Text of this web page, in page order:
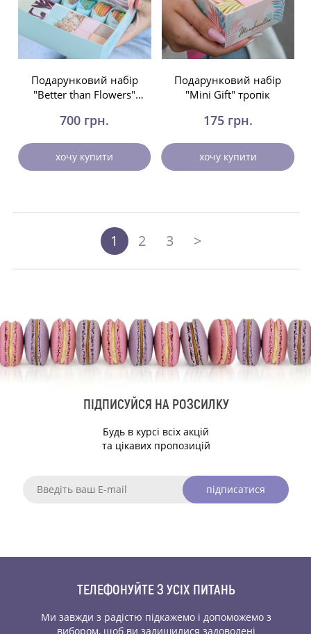
Подарунковий набір
"Better than Flowers"
700 грн.
хочу купити
Подарунковий набір
"Mini Gift" тропік
175 грн.
хочу купити
1 2 3 >
ПІДПИСУЙСЯ НА РОЗСИЛКУ
Будь в курсі всіх акцій
та цікавих пропозицій
підписатися
ТЕЛЕФОНУЙТЕ З УСІХ ПИТАНЬ
Ми завжди з радістю підкажемо і допоможемо з
вибором, щоб ви залишилися задоволені